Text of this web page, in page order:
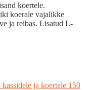
koertele.
koerale vajalikke
ja reibas. Lisatud L-